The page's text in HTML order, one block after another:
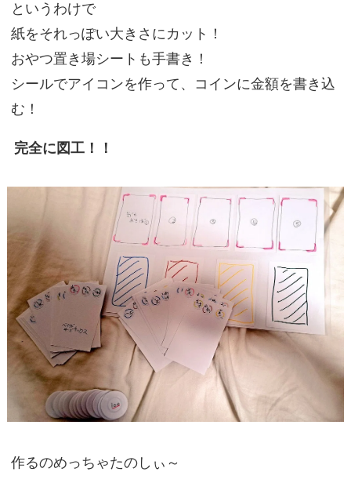
というわけで
紙をそれっぽい大きさにカット！
おやつ置き場シートも手書き！
シールでアイコンを作って、コインに金額を書き込
む！
完全に図工！！
作るのめっちゃたのしぃ～